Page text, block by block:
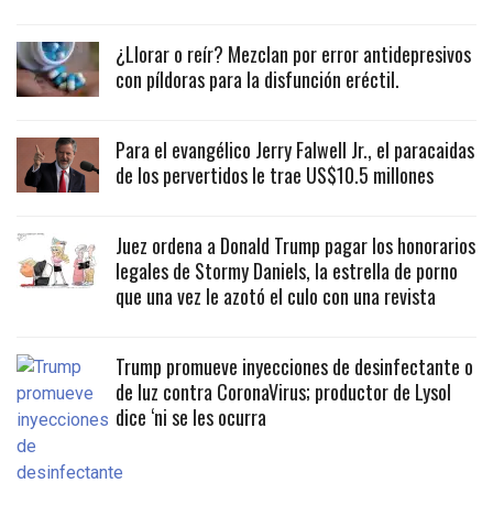
¿Llorar o reír? Mezclan por error antidepresivos
con píldoras para la disfunción eréctil.
Para el evangélico Jerry Falwell Jr., el paracaidas
de los pervertidos le trae US$10.5 millones
Juez ordena a Donald Trump pagar los honorarios
legales de Stormy Daniels, la estrella de porno
que una vez le azotó el culo con una revista
Trump promueve inyecciones de desinfectante o
de luz contra CoronaVirus; productor de Lysol
dice ‘ni se les ocurra